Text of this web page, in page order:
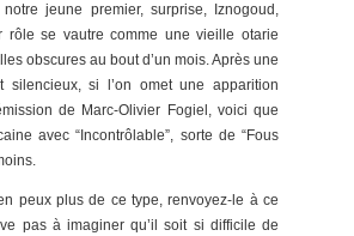
jeune premier, surprise, Iznogoud,
rôle se vautre comme une vieille otarie
obscures au bout d’un mois. Après une
silencieux, si l’on omet une apparition
de Marc-Olivier Fogiel, voici que
avec “Incontrôlable”, sorte de “Fous
peux plus de ce type, renvoyez-le à ce
pas à imaginer qu’il soit si difficile de